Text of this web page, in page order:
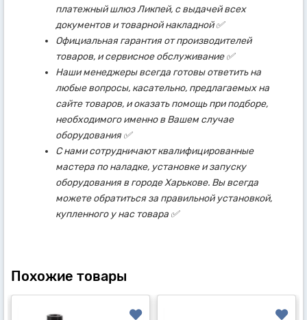
платежный шлюз Ликпей, с выдачей всех
документов и товарной накладной ✅
Официальная гарантия от производителей
товаров, и сервисное обслуживание ✅
Наши менеджеры всегда готовы ответить на
любые вопросы, касательно, предлагаемых на
сайте товаров, и оказать помощь при подборе,
необходимого именно в Вашем случае
оборудования ✅
С нами сотрудничают квалифицированные
мастера по наладке, установке и запуску
оборудования в городе Харькове. Вы всегда
можете обратиться за правильной установкой,
купленного у нас товара ✅
Похожие товары